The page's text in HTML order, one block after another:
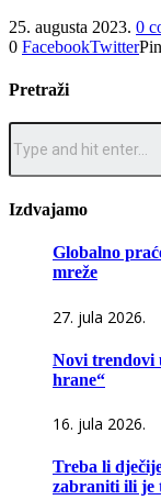
25. augusta 2023. 0
0 FacebookTwitter
Pretraži
Izdvajamo
Globalno
mreže
27. jula 2026.
Novi trendovi
hrane“
16. jula 2026.
Treba li
zabraniti ili je